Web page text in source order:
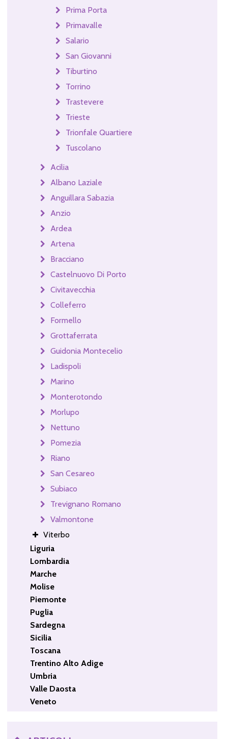
Prima Porta
Primavalle
Salario
San Giovanni
Tiburtino
Torrino
Trastevere
Trieste
Trionfale Quartiere
Tuscolano
Acilia
Albano Laziale
Anguillara Sabazia
Anzio
Ardea
Artena
Bracciano
Castelnuovo Di Porto
Civitavecchia
Colleferro
Formello
Grottaferrata
Guidonia Montecelio
Ladispoli
Marino
Monterotondo
Morlupo
Nettuno
Pomezia
Riano
San Cesareo
Subiaco
Trevignano Romano
Valmontone
Viterbo
Liguria
Lombardia
Marche
Molise
Piemonte
Puglia
Sardegna
Sicilia
Toscana
Trentino Alto Adige
Umbria
Valle Daosta
Veneto